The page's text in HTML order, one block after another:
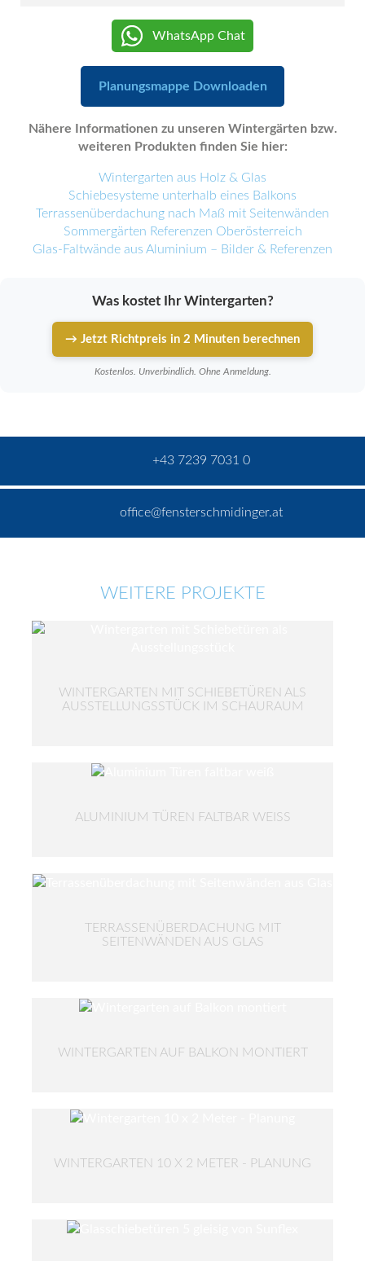
WhatsApp Chat
Planungsmappe Downloaden
Nähere Informationen zu unseren Wintergärten bzw.
weiteren Produkten finden Sie hier:
Wintergarten aus Holz & Glas
Schiebesysteme unterhalb eines Balkons
Terrassenüberdachung nach Maß mit Seitenwänden
Sommergärten Referenzen Oberösterreich
Glas-Faltwände aus Aluminium – Bilder & Referenzen
Was kostet Ihr Wintergarten?
→ Jetzt Richtpreis in 2 Minuten berechnen
Kostenlos. Unverbindlich. Ohne Anmeldung.
+43 7239 7031 0
office@fensterschmidinger.at
WEITERE PROJEKTE
WINTERGARTEN MIT SCHIEBETÜREN ALS
AUSSTELLUNGSSTÜCK IM SCHAURAUM
ALUMINIUM TÜREN FALTBAR WEISS
TERRASSENÜBERDACHUNG MIT
SEITENWÄNDEN AUS GLAS
WINTERGARTEN AUF BALKON MONTIERT
WINTERGARTEN 10 X 2 METER - PLANUNG